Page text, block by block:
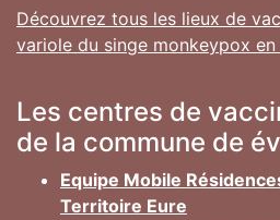
Découvrez tous les lieux de
variole du singe monkeypox en
Les centres de
de la commune de
Equipe Mobile
Territoire Eure